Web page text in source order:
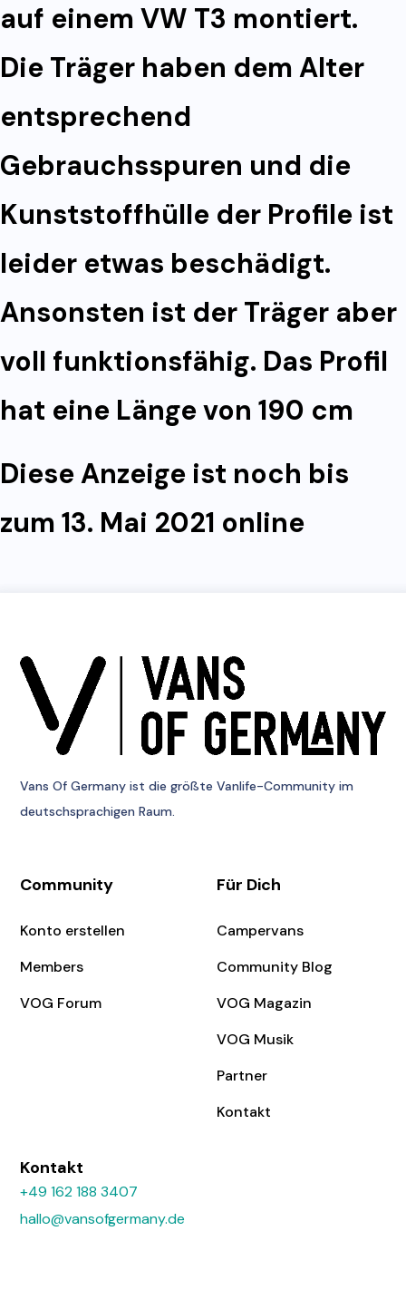
auf einem VW T3 montiert.
Die Träger haben dem Alter
entsprechend
Gebrauchsspuren und die
Kunststoffhülle der Profile ist
leider etwas beschädigt.
Ansonsten ist der Träger aber
voll funktionsfähig. Das Profil
hat eine Länge von 190 cm
Diese Anzeige ist noch bis
zum 13. Mai 2021 online
Vans Of Germany ist die größte Vanlife-Community im
deutschsprachigen Raum.
Community
Konto erstellen
Members
VOG Forum
Für Dich
Campervans
Community Blog
VOG Magazin
VOG Musik
Partner
Kontakt
Kontakt
+49 162 188 3407
hallo@vansofgermany.de